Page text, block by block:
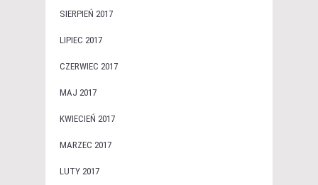
SIERPIEŃ 2017
LIPIEC 2017
CZERWIEC 2017
MAJ 2017
KWIECIEŃ 2017
MARZEC 2017
LUTY 2017